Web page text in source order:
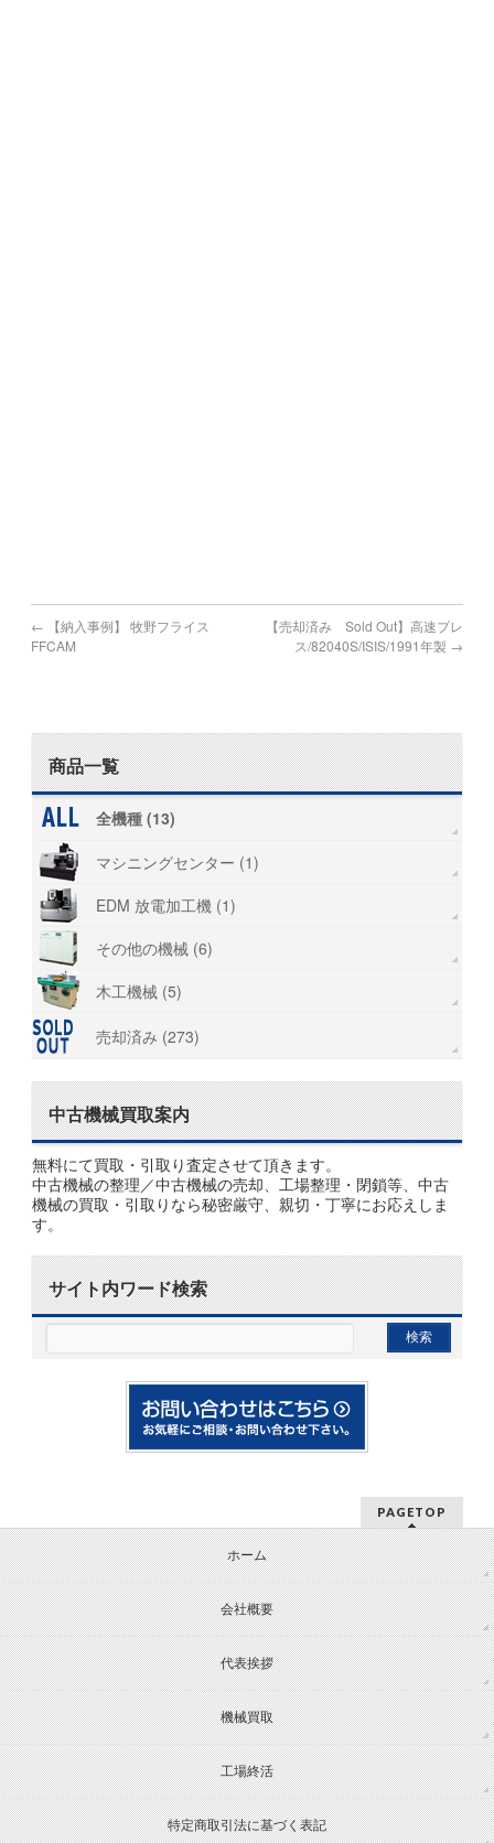
← 【納入事例】 牧野フライス
FFCAM
【売却済み Sold Out】高速プレ
ス/82040S/ISIS/1991年製 →
商品一覧
全機種 (13)
マシニングセンター (1)
EDM 放電加工機 (1)
その他の機械 (6)
木工機械 (5)
売却済み (273)
中古機械買取案内
無料にて買取・引取り査定させて頂きます。
中古機械の整理／中古機械の売却、工場整理・閉鎖等、中古
機械の買取・引取りなら秘密厳守、親切・丁寧にお応えしま
す。
サイト内ワード検索
PAGETOP
ホーム
会社概要
代表挨拶
機械買取
工場終活
特定商取引法に基づく表記